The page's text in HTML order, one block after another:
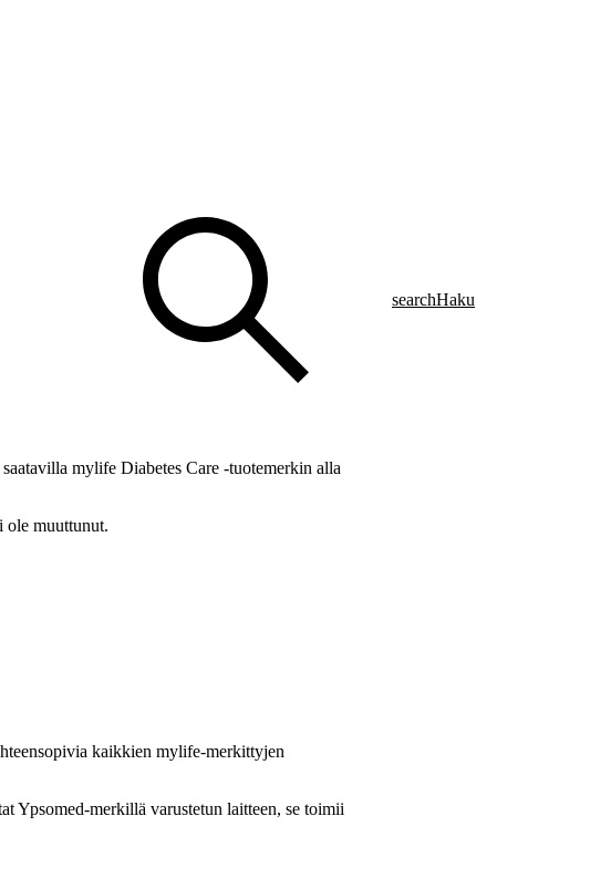
searchHaku
mylife Diabetes Care -tuotemerkin alla
ole muuttunut.
kaikkien mylife-merkittyjen
Ypsomed-merkillä varustetun laitteen, se toimii